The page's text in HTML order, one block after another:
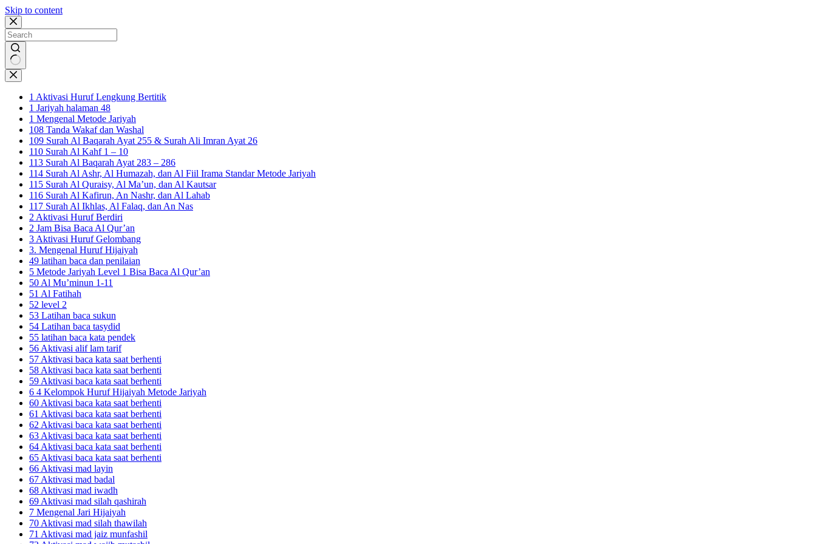
Skip to content
No
results
1 Aktivasi Huruf Lengkung Bertitik
1 Jariyah halaman 48
1 Mengenal Metode Jariyah
108 Tanda Wakaf dan Washal
109 Surah Al Baqarah Ayat 255 & Surah Ali Imran Ayat 26
110 Surah Al Kahf 1 – 10
113 Surah Al Baqarah Ayat 283 – 286
114 Surah Al Ashr, Al Humazah, dan Al Fiil Irama Standar Metode Jariyah
115 Surah Al Quraisy, Al Ma’un, dan Al Kautsar
116 Surah Al Kafirun, An Nashr, dan Al Lahab
117 Surah Al Ikhlas, Al Falaq, dan An Nas
2 Aktivasi Huruf Berdiri
2 Jam Bisa Baca Al Qur’an
3 Aktivasi Huruf Gelombang
3. Mengenal Huruf Hijaiyah
49 latihan baca dan penilaian
5 Metode Jariyah Level 1 Bisa Baca Al Qur’an
50 Al Mu’minun 1-11
51 Al Fatihah
52 level 2
53 Latihan baca sukun
54 Latihan baca tasydid
55 latihan baca kata pendek
56 Aktivasi alif lam tarif
57 Aktivasi baca kata saat berhenti
58 Aktivasi baca kata saat berhenti
59 Aktivasi baca kata saat berhenti
6 4 Kelompok Huruf Hijaiyah Metode Jariyah
60 Aktivasi baca kata saat berhenti
61 Aktivasi baca kata saat berhenti
62 Aktivasi baca kata saat berhenti
63 Aktivasi baca kata saat berhenti
64 Aktivasi baca kata saat berhenti
65 Aktivasi baca kata saat berhenti
66 Aktivasi mad layin
67 Aktivasi mad badal
68 Aktivasi mad iwadh
69 Aktivasi mad silah qashirah
7 Mengenal Jari Hijaiyah
70 Aktivasi mad silah thawilah
71 Aktivasi mad jaiz munfashil